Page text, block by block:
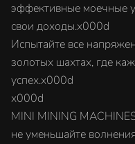
эффективные моечные
свои доходы.x000d
Испытайте все
золотых шахтах, где
успех.x000d
x000d
MINI MINING
не уменьшайте